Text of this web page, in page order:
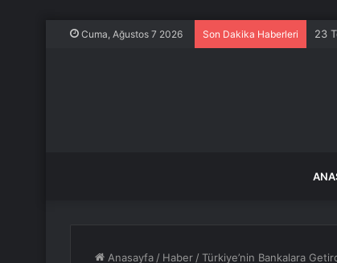
Cuma, Ağustos 7 2026 Son Dakika Haberleri
Anasayfa / Haber /Türkiye’nin Bankalara